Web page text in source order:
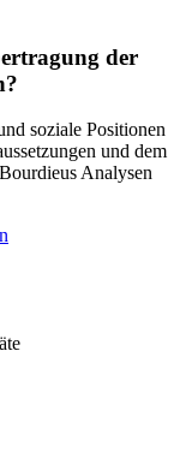
der
soziale Positionen
und dem
Analysen